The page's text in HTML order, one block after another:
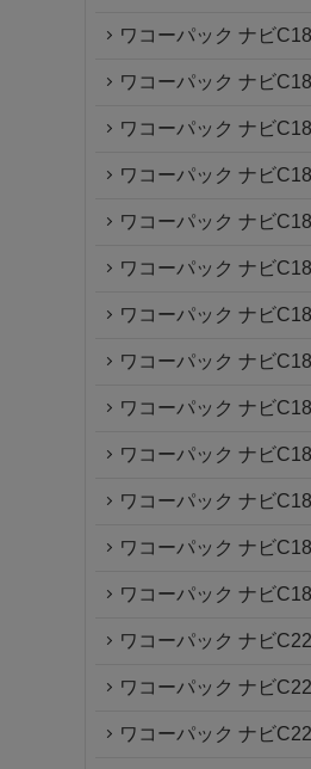
ワコーパック ナビ
ワコーパック ナビ
ワコーパック ナビ
ワコーパック ナビ
ワコーパック ナビ
ワコーパック ナビ
ワコーパック ナビ
ワコーパック ナビ
ワコーパック ナビ
ワコーパック ナビ
ワコーパック ナビ
ワコーパック ナビ
ワコーパック ナビ
ワコーパック ナビ
ワコーパック ナビ
ワコーパック ナビ